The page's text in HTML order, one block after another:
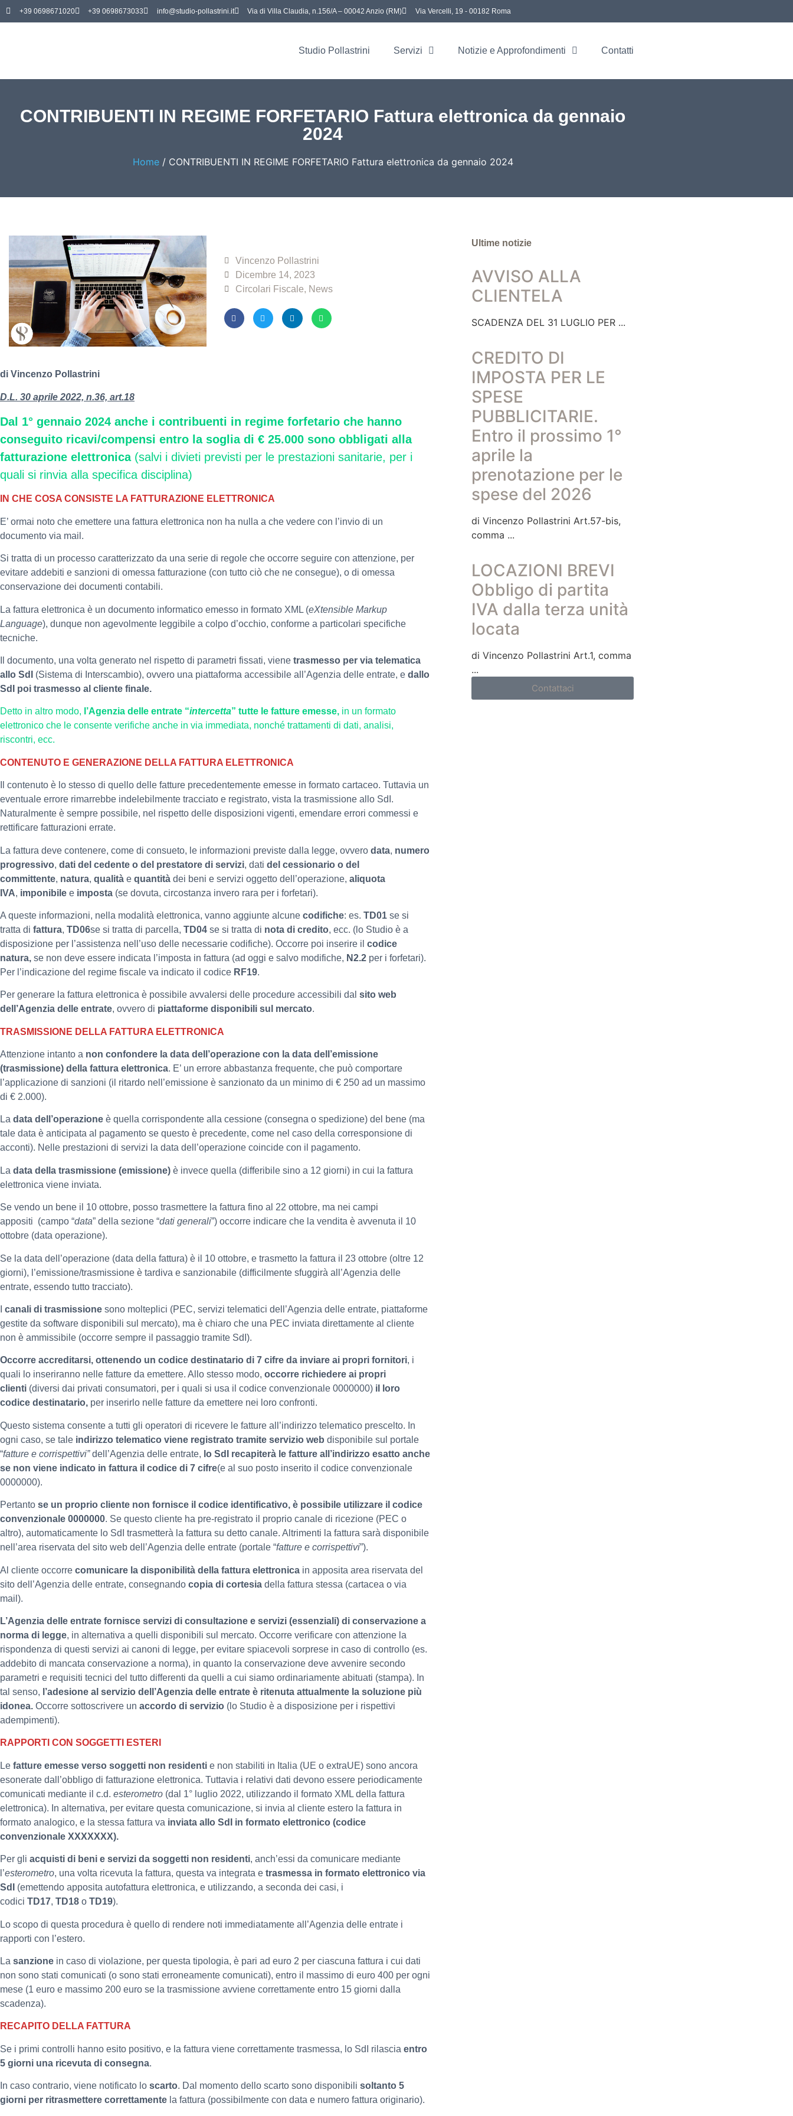
+39 0698671020 +39 0698673033 info@studio-pollastrini.it Via di Villa Claudia, n.156/A – 00042 Anzio (RM) Via Vercelli, 19 - 00182 Roma
Studio Pollastrini Servizi Notizie e Approfondimenti Contatti
CONTRIBUENTI IN REGIME FORFETARIO Fattura elettronica da gennaio
2024
Home/ CONTRIBUENTI IN REGIME FORFETARIO Fattura elettronica da gennaio 2024
Vincenzo Pollastrini
Dicembre 14, 2023
Circolari Fiscale, News
di Vincenzo Pollastrini
D.L. 30 aprile 2022, n.36, art.18
Dal 1° gennaio 2024 anche i contribuenti in regime forfetario che hanno
conseguito ricavi/compensi entro la soglia di € 25.000 sono obbligati alla
fatturazione elettronica (salvi i divieti previsti per le prestazioni sanitarie, per i
quali si rinvia alla specifica disciplina)
IN CHE COSA CONSISTE LA FATTURAZIONE ELETTRONICA
E’ ormai noto che emettere una fattura elettronica non ha nulla a che vedere con l’invio di un
documento via mail.
Si tratta di un processo caratterizzato da una serie di regole che occorre seguire con attenzione, per
evitare addebiti e sanzioni di omessa fatturazione (con tutto ciò che ne consegue), o di omessa
conservazione dei documenti contabili.
La fattura elettronica è un documento informatico emesso in formato XML (eXtensible Markup
Language), dunque non agevolmente leggibile a colpo d’occhio, conforme a particolari specifiche
tecniche.
Il documento, una volta generato nel rispetto di parametri fissati, viene trasmesso per via telematica
allo SdI (Sistema di Interscambio), ovvero una piattaforma accessibile all’Agenzia delle entrate, e dallo
SdI poi trasmesso al cliente finale.
Detto in altro modo, l’Agenzia delle entrate “intercetta” tutte le fatture emesse, in un formato
elettronico che le consente verifiche anche in via immediata, nonché trattamenti di dati, analisi,
riscontri, ecc.
CONTENUTO E GENERAZIONE DELLA FATTURA ELETTRONICA
Il contenuto è lo stesso di quello delle fatture precedentemente emesse in formato cartaceo. Tuttavia un
eventuale errore rimarrebbe indelebilmente tracciato e registrato, vista la trasmissione allo SdI.
Naturalmente è sempre possibile, nel rispetto delle disposizioni vigenti, emendare errori commessi e
rettificare fatturazioni errate.
La fattura deve contenere, come di consueto, le informazioni previste dalla legge, ovvero data, numero
progressivo, dati del cedente o del prestatore di servizi, dati del cessionario o del
committente, natura, qualità e quantità dei beni e servizi oggetto dell’operazione, aliquota
IVA, imponibile e imposta (se dovuta, circostanza invero rara per i forfetari).
A queste informazioni, nella modalità elettronica, vanno aggiunte alcune codifiche: es. TD01 se si
tratta di fattura, TD06se si tratta di parcella, TD04 se si tratta di nota di credito, ecc. (lo Studio è a
disposizione per l’assistenza nell’uso delle necessarie codifiche). Occorre poi inserire il codice
natura, se non deve essere indicata l’imposta in fattura (ad oggi e salvo modifiche, N2.2 per i forfetari).
Per l’indicazione del regime fiscale va indicato il codice RF19.
Per generare la fattura elettronica è possibile avvalersi delle procedure accessibili dal sito web
dell’Agenzia delle entrate, ovvero di piattaforme disponibili sul mercato.
TRASMISSIONE DELLA FATTURA ELETTRONICA
Attenzione intanto a non confondere la data dell’operazione con la data dell’emissione
(trasmissione) della fattura elettronica. E’ un errore abbastanza frequente, che può comportare
l’applicazione di sanzioni (il ritardo nell’emissione è sanzionato da un minimo di € 250 ad un massimo
di € 2.000).
La data dell’operazione è quella corrispondente alla cessione (consegna o spedizione) del bene (ma
tale data è anticipata al pagamento se questo è precedente, come nel caso della corresponsione di
acconti). Nelle prestazioni di servizi la data dell’operazione coincide con il pagamento.
La data della trasmissione (emissione) è invece quella (differibile sino a 12 giorni) in cui la fattura
elettronica viene inviata.
Se vendo un bene il 10 ottobre, posso trasmettere la fattura fino al 22 ottobre, ma nei campi
appositi (campo “data” della sezione “dati generali”) occorre indicare che la vendita è avvenuta il 10
ottobre (data operazione).
Se la data dell’operazione (data della fattura) è il 10 ottobre, e trasmetto la fattura il 23 ottobre (oltre 12
giorni), l’emissione/trasmissione è tardiva e sanzionabile (difficilmente sfuggirà all’Agenzia delle
entrate, essendo tutto tracciato).
canali di trasmissione sono molteplici (PEC, servizi telematici dell’Agenzia delle entrate, piattaforme
gestite da software disponibili sul mercato), ma è chiaro che una PEC inviata direttamente al cliente
non è ammissibile (occorre sempre il passaggio tramite SdI).
Occorre accreditarsi, ottenendo un codice destinatario di 7 cifre da inviare ai propri fornitori, i
quali lo inseriranno nelle fatture da emettere. Allo stesso modo, occorre richiedere ai propri
clienti (diversi dai privati consumatori, per i quali si usa il codice convenzionale 0000000) il loro
codice destinatario, per inserirlo nelle fatture da emettere nei loro confronti.
Questo sistema consente a tutti gli operatori di ricevere le fatture all’indirizzo telematico prescelto. In
ogni caso, se tale indirizzo telematico viene registrato tramite servizio web disponibile sul portale
“fatture e corrispettivi”dell’Agenzia delle entrate, lo SdI recapiterà le fatture all’indirizzo esatto anche
se non viene indicato in fattura il codice di 7 cifre(e al suo posto inserito il codice convenzionale
0000000).
Pertanto se un proprio cliente non fornisce il codice identificativo, è possibile utilizzare il codice
convenzionale 0000000. Se questo cliente ha pre-registrato il proprio canale di ricezione (PEC o
altro), automaticamente lo SdI trasmetterà la fattura su detto canale. Altrimenti la fattura sarà disponibile
nell’area riservata del sito web dell’Agenzia delle entrate (portale “fatture e corrispettivi”).
Al cliente occorre comunicare la disponibilità della fattura elettronica in apposita area riservata del
sito dell’Agenzia delle entrate, consegnando copia di cortesia della fattura stessa (cartacea o via
mail).
L’Agenzia delle entrate fornisce servizi di consultazione e servizi (essenziali) di conservazione a
norma di legge, in alternativa a quelli disponibili sul mercato. Occorre verificare con attenzione la
rispondenza di questi servizi ai canoni di legge, per evitare spiacevoli sorprese in caso di controllo (es.
addebito di mancata conservazione a norma), in quanto la conservazione deve avvenire secondo
parametri e requisiti tecnici del tutto differenti da quelli a cui siamo ordinariamente abituati (stampa). In
tal senso, l’adesione al servizio dell’Agenzia delle entrate è ritenuta attualmente la soluzione più
idonea. Occorre sottoscrivere un accordo di servizio (lo Studio è a disposizione per i rispettivi
adempimenti).
RAPPORTI CON SOGGETTI ESTERI
Le fatture emesse verso soggetti non residenti e non stabiliti in Italia (UE o extraUE) sono ancora
esonerate dall’obbligo di fatturazione elettronica. Tuttavia i relativi dati devono essere periodicamente
comunicati mediante il c.d. esterometro (dal 1° luglio 2022, utilizzando il formato XML della fattura
elettronica). In alternativa, per evitare questa comunicazione, si invia al cliente estero la fattura in
formato analogico, e la stessa fattura va inviata allo SdI in formato elettronico (codice
convenzionale XXXXXXX).
Per gli acquisti di beni e servizi da soggetti non residenti, anch’essi da comunicare mediante
l’esterometro, una volta ricevuta la fattura, questa va integrata e trasmessa in formato elettronico via
SdI
(emettendo apposita autofattura elettronica, e utilizzando, a seconda dei casi, i
codici TD17, TD18 o TD19).
Lo scopo di questa procedura è quello di rendere noti immediatamente all’Agenzia delle entrate i
rapporti con l’estero.
La sanzione in caso di violazione, per questa tipologia, è pari ad euro 2 per ciascuna fattura i cui dati
non sono stati comunicati (o sono stati erroneamente comunicati), entro il massimo di euro 400 per ogni
mese (1 euro e massimo 200 euro se la trasmissione avviene correttamente entro 15 giorni dalla
scadenza).
RECAPITO DELLA FATTURA
Se i primi controlli hanno esito positivo, e la fattura viene correttamente trasmessa, lo SdI rilascia entro
5 giorni una ricevuta di consegna.
In caso contrario, viene notificato lo scarto. Dal momento dello scarto sono disponibili soltanto 5
giorni per ritrasmettere correttamente la fattura (possibilmente con data e numero fattura originario).
Ultime notizie
AVVISO ALLA
CLIENTELA
SCADENZA DEL 31 LUGLIO PER
CREDITO DI
IMPOSTA PER LE
SPESE
PUBBLICITARIE.
Entro il prossimo 1°
aprile la
prenotazione per le
spese del 2026
di Vincenzo Pollastrini Art.57-bis,
comma
LOCAZIONI BREVI
Obbligo di partita
IVA dalla terza unità
locata
di Vincenzo Pollastrini Art.1, comma
Contattaci